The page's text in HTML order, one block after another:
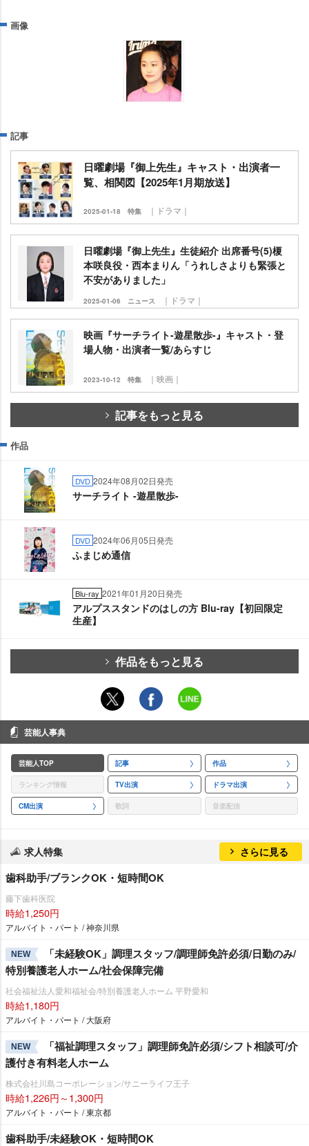
画像
記事
日曜劇場『御上先生』キャスト・出演者一
覧、相関図【2025年1月期放送】
2025-01-18 特集 ｜ドラマ｜
日曜劇場『御上先生』生徒紹介 出席番号(5)榎
本咲良役・西本まりん「うれしさよりも緊張と
不安がありました」
2025-01-06 ニュース ｜ドラマ｜
映画『サーチライト-遊星散歩-』キャスト・登
場人物・出演者一覧/あらすじ
2023-10-12 特集 ｜映画｜
記事をもっと見る
作品
DVD 2024年08月02日発売
サーチライト -遊星散歩-
DVD 2024年06月05日発売
ふまじめ通信
Blu-ray 2021年01月20日発売
アルプススタンドのはしの方 Blu-ray【初回限定
生産】
作品をもっと見る
芸能人事典
芸能人TOP 記事 作品
ランキング情報 TV出演 ドラマ出演
CM出演 歌詞 音楽配信
求人特集 さらに見る
歯科助手/ブランクOK・短時間OK
藤下歯科医院
時給1,250円
アルバイト・パート / 神奈川県
NEW
「未経験OK」調理スタッフ/調理師免許必須/日勤のみ/
特別養護老人ホーム/社会保障完備
社会福祉法人愛和福祉会/特別養護老人ホーム 平野愛和
時給1,180円
アルバイト・パート / 大阪府
NEW
「福祉調理スタッフ」調理師免許必須/シフト相談可/介
護付き有料老人ホーム
株式会社川島コーポレーション/サニーライフ王子
時給1,226円～1,300円
アルバイト・パート / 東京都
歯科助手/未経験OK・短時間OK